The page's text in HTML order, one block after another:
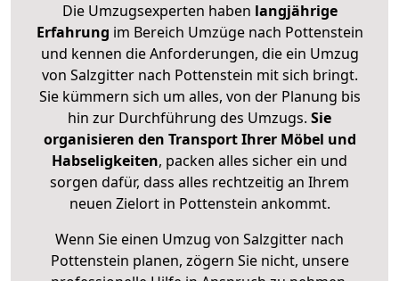
Die Umzugsexperten haben langjährige
Erfahrung im Bereich Umzüge nach Pottenstein
und kennen die Anforderungen, die ein Umzug
von Salzgitter nach Pottenstein mit sich bringt.
Sie kümmern sich um alles, von der Planung bis
hin zur Durchführung des Umzugs. Sie
organisieren den Transport Ihrer Möbel und
Habseligkeiten, packen alles sicher ein und
sorgen dafür, dass alles rechtzeitig an Ihrem
neuen Zielort in Pottenstein ankommt.
Wenn Sie einen Umzug von Salzgitter nach
Pottenstein planen, zögern Sie nicht, unsere